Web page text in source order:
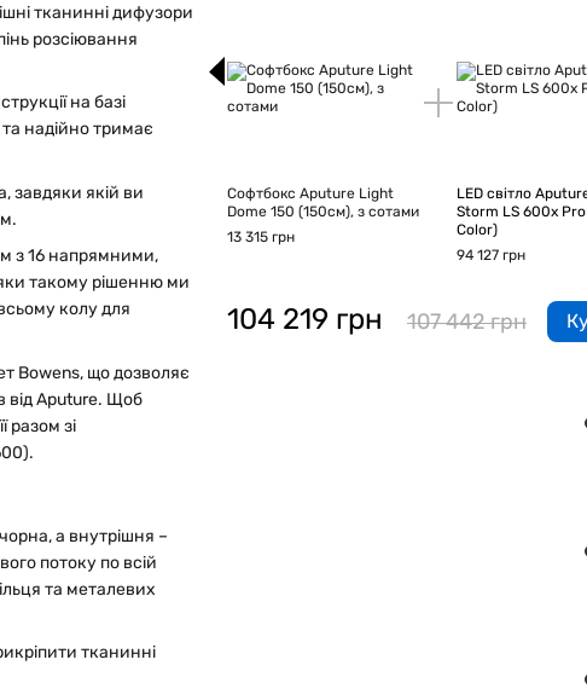
тканинні дифузори
розсіювання
на базі
надійно тримає
завдяки якій ви
з 16 напрямними,
такому рішенню ми
колу для
Bowens, що дозволяє
від Aputure. Щоб
разом зі
а внутрішня –
потоку по всій
та металевих
тканинні
Софтбокс Aputure Light
Dome 150 (150см), з сотами
13 315 грн
LED світло
Storm LS 600x
Color)
94 127 грн
104 219 грн 107 442 грн